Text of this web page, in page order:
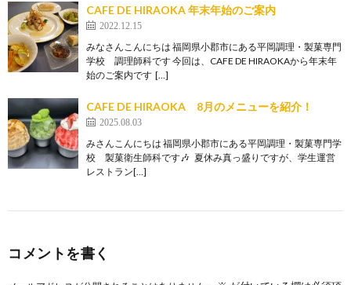
CAFE DE HIRAOKA 年末年始のご案内
2022.12.15
みなさんこんにちは 福岡県小郡市にある平岡調理・製菓専門
学校 調理師科です 今回は、CAFE DE HIRAOKAから年末年
始のご案内です […]
CAFE DE HIRAOKA 8月のメニューを紹介！
2025.08.03
みさんこんにちは 福岡県小郡市にある平岡調理・製菓専門学
校 製菓衛生師科です🎶 夏休み真っ盛りですが、学生運営
レストラン[…]
コメントを書く